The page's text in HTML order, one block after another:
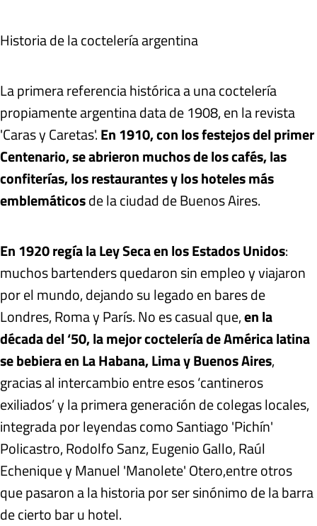
Historia de la coctelería argentina
La primera referencia histórica a una coctelería
propiamente argentina data de 1908, en la revista
'Caras y Caretas'.En 1910, con los festejos del primer
Centenario, se abrieron muchos de los cafés, las
confiterías, los restaurantes y los hoteles más
emblemáticosde la ciudad de Buenos Aires.
En 1920 regía la Ley Seca en los Estados Unidos:
muchos bartenders quedaron sin empleo y viajaron
por el mundo, dejando su legado en bares de
Londres, Roma y París. No es casual que,en la
década del ‘50, la mejor coctelería de América latina
se bebiera en La Habana, Lima y Buenos Aires,
gracias al intercambio entre esos ‘cantineros
exiliados’ y la primera generación de colegas locales,
integrada por leyendas como Santiago 'Pichín'
Policastro, Rodolfo Sanz, Eugenio Gallo, Raúl
Echenique y Manuel 'Manolete' Otero,entre otros
que pasaron a la historia por ser sinónimo de la barra
de cierto bar u hotel.